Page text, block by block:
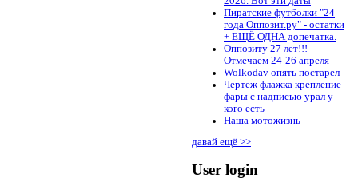
Пиратские футболки "24
года Оппозит.ру" - остатки
+ ЕЩЁ ОДНА допечатка.
Оппозиту 27 лет!!!
Отмечаем 24-26 апреля
Wolkodav опять постарел
Чертеж флажка крепление
фары с надписью урал у
кого есть
Наша мотожизнь
давай ещё >>
User login